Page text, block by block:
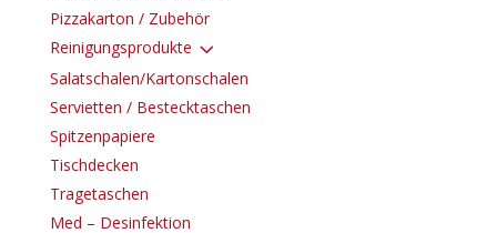
Pizzakarton / Zubehör
Reinigungsprodukte 3
Salatschalen/Kartonschalen
Servietten / Bestecktaschen
Spitzenpapiere
Tischdecken
Tragetaschen
Med – Desinfektion